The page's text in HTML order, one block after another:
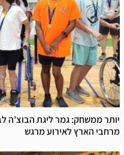
יותר ממשחק: גמר ליגת הבוצ’ה
מרחבי הארץ לאירוע מרגש